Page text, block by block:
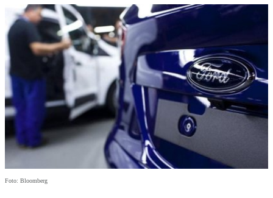
Foto: Bloomberg